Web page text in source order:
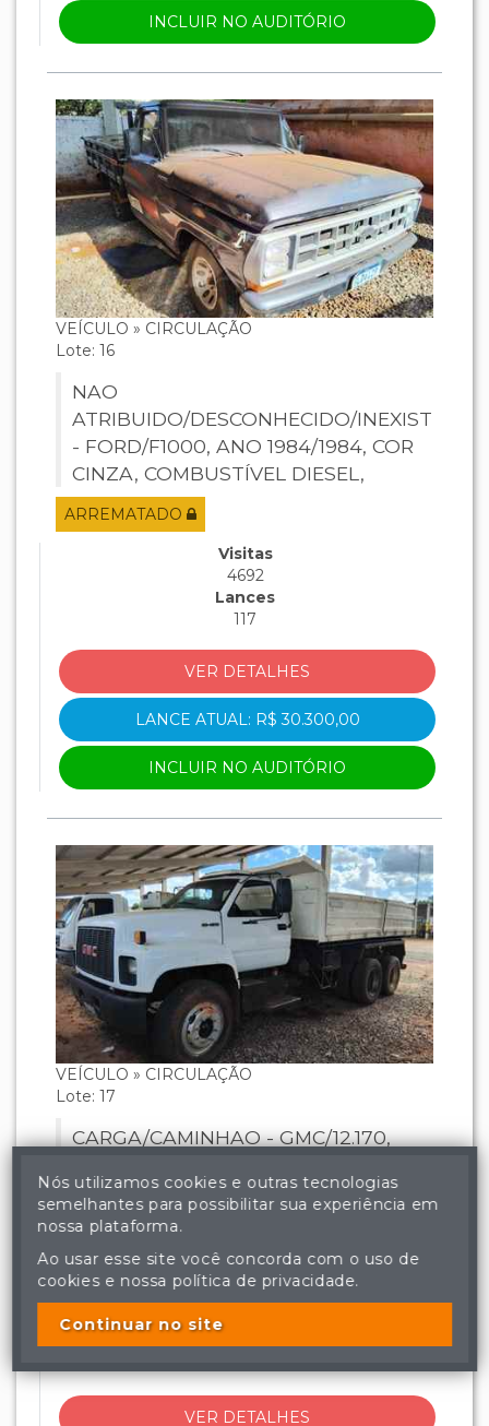
INCLUIR NO AUDITÓRIO
VEÍCULO » CIRCULAÇÃO
Lote: 16
NAO
ATRIBUIDO/DESCONHECIDO/INEXISTENTE
- FORD/F1000, ANO 1984/1984, COR
CINZA, COMBUSTÍVEL DIESEL,
PLACA GLD6I29, RENAVAM
260208698, CHASSI LA7NEC79847
(REMARCAR), MOTOR 2290458033.
ARREMATADO
Visitas
4692
Lances
117
VER DETALHES
LANCE ATUAL: R$ 30.300,00
INCLUIR NO AUDITÓRIO
VEÍCULO » CIRCULAÇÃO
Lote: 17
CARGA/CAMINHAO - GMC/12.170,
COMBUSTÍVEL DIESEL, PLACA
HQH7452, RENAVAM 736731644,
MOTOR 2FR07051.
ARREMATADO
Visitas
Lances
VER DETALHES
Nós utilizamos cookies e outras tecnologias
semelhantes para possibilitar sua experiência em
nossa plataforma.
Ao usar esse site você concorda com o uso de
cookies e nossa política de privacidade.
Continuar no site